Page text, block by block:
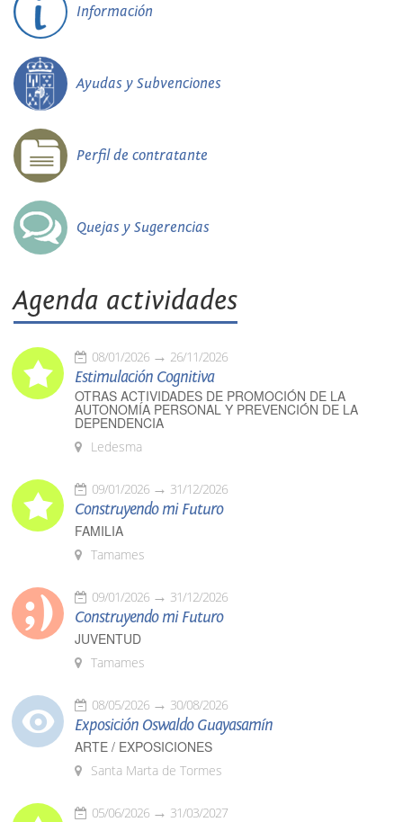
Información
Ayudas y Subvenciones
Perfil de contratante
Quejas y Sugerencias
Agenda actividades
08/01/2026 26/11/2026
Estimulación Cognitiva
OTRAS ACTIVIDADES DE PROMOCIÓN DE LA
AUTONOMÍA PERSONAL Y PREVENCIÓN DE LA
DEPENDENCIA
Ledesma
09/01/2026 31/12/2026
Construyendo mi Futuro
FAMILIA
Tamames
09/01/2026 31/12/2026
Construyendo mi Futuro
JUVENTUD
Tamames
08/05/2026 30/08/2026
Exposición Oswaldo Guayasamín
ARTE / EXPOSICIONES
Santa Marta de Tormes
05/06/2026 31/03/2027